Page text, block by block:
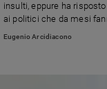
insulti, eppure ha
ai politici che da mesi
regolamentazione dei
Eugenio Arcidiacono